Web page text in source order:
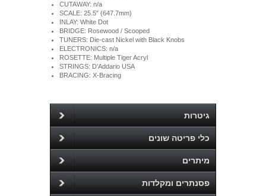
CUTAWAY: n/a
SCALE: 25.5″ (647.7mm)
INLAY: White Dot
BRIDGE: Rosewood / Scooped
TUNERS: Die-cast Nickel with Black Knobs
ELECTRONICS: n/a
ROSETTE: Multiple Tiger Acryl
STRINGS: D’Addario USA
BRACING: X-Bracing
גיטרות
כלי פריטה שונים
מיתרים
פסנתרים ומקלדות